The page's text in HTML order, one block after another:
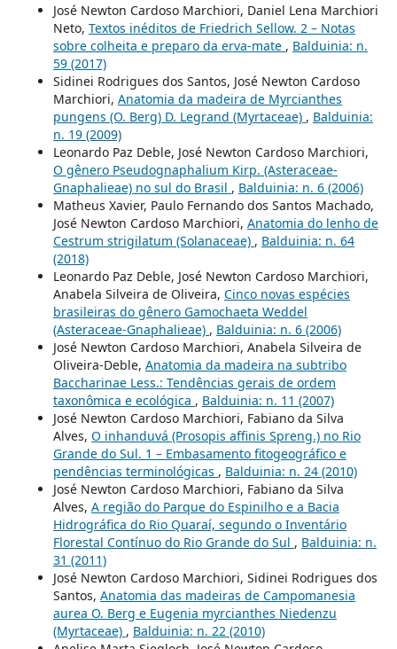
José Newton Cardoso Marchiori, Daniel Lena Marchiori
Neto, Textos inéditos de Friedrich Sellow. 2 – Notas
sobre colheita e preparo da erva-mate , Balduinia: n.
59 (2017)
Sidinei Rodrigues dos Santos, José Newton Cardoso
Marchiori, Anatomia da madeira de Myrcianthes
pungens (O. Berg) D. Legrand (Myrtaceae) , Balduinia:
n. 19 (2009)
Leonardo Paz Deble, José Newton Cardoso Marchiori,
O gênero Pseudognaphalium Kirp. (Asteraceae-
Gnaphalieae) no sul do Brasil , Balduinia: n. 6 (2006)
Matheus Xavier, Paulo Fernando dos Santos Machado,
José Newton Cardoso Marchiori, Anatomia do lenho de
Cestrum strigilatum (Solanaceae) , Balduinia: n. 64
(2018)
Leonardo Paz Deble, José Newton Cardoso Marchiori,
Anabela Silveira de Oliveira, Cinco novas espécies
brasileiras do gênero Gamochaeta Weddel
(Asteraceae-Gnaphalieae) , Balduinia: n. 6 (2006)
José Newton Cardoso Marchiori, Anabela Silveira de
Oliveira-Deble, Anatomia da madeira na subtribo
Baccharinae Less.: Tendências gerais de ordem
taxonômica e ecológica , Balduinia: n. 11 (2007)
José Newton Cardoso Marchiori, Fabiano da Silva
Alves, O inhanduvá (Prosopis affinis Spreng.) no Rio
Grande do Sul. 1 – Embasamento fitogeográfico e
pendências terminológicas , Balduinia: n. 24 (2010)
José Newton Cardoso Marchiori, Fabiano da Silva
Alves, A região do Parque do Espinilho e a Bacia
Hidrográfica do Rio Quaraí, segundo o Inventário
Florestal Contínuo do Rio Grande do Sul , Balduinia: n.
31 (2011)
José Newton Cardoso Marchiori, Sidinei Rodrigues dos
Santos, Anatomia das madeiras de Campomanesia
aurea O. Berg e Eugenia myrcianthes Niedenzu
(Myrtaceae) , Balduinia: n. 22 (2010)